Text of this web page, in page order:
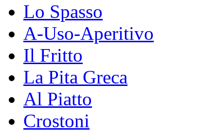
Lo Spasso
A-Uso-Aperitivo
Il Fritto
La Pita Greca
Al Piatto
Crostoni